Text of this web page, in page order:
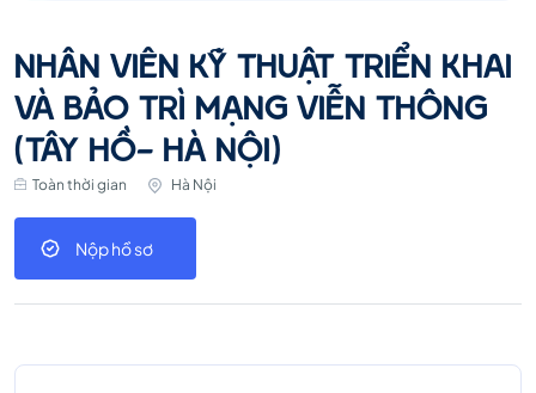
NHÂN VIÊN KỸ THUẬT TRIỂN KHAI
VÀ BẢO TRÌ MẠNG VIỄN THÔNG
(TÂY HỒ- HÀ NỘI)
Toàn thời gian Hà Nội
Nộp hồ sơ